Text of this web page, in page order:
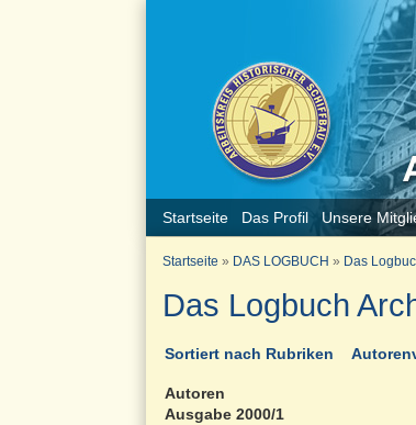
Startseite Das Profil Unsere
Startseite » DAS LOGBUCH » Das
Das Logbuch
Sortiert nach Rubriken
Autoren
Ausgabe 2000/1